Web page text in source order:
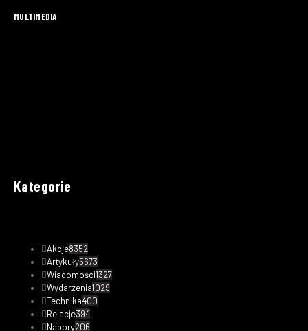
MULTIMEDIA
Kategorie
Akcje8352
Artykuły5673
Wiadomości1327
Wydarzenia1029
Technika400
Relacje394
Nabory206